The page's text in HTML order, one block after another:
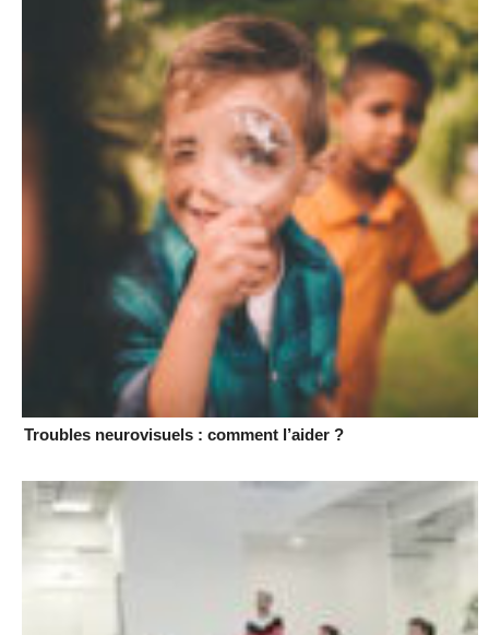
Troubles neurovisuels : comment l’aider ?